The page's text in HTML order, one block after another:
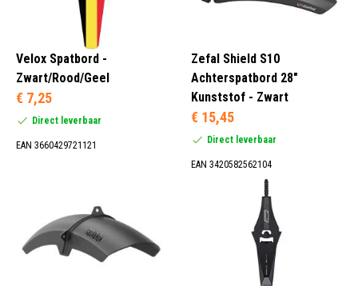
Velox Spatbord -
Zwart/Rood/Geel
€ 7,25
Direct leverbaar
EAN 3660429721121
Zefal Shield S10
Achterspatbord 28"
Kunststof - Zwart
€ 15,45
Direct leverbaar
EAN 3420582562104